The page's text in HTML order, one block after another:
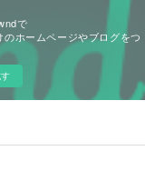
で
のホームページやブログをつ